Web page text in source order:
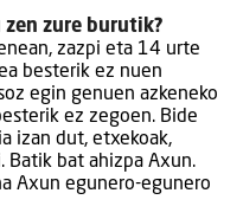
zen zure burutik?
zazpi eta 14 urte
besterik ez nuen
egin genuen azkeneko
ez zegoen. Bide
izan dut, etxekoak,
Batik bat ahizpa Axun.
Axun egunero-egunero